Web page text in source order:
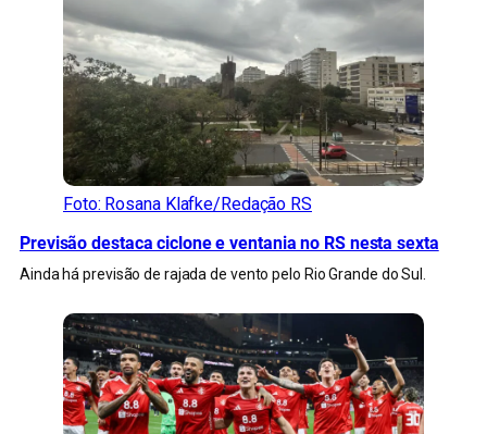
Foto: Rosana Klafke/Redação RS
Previsão destaca ciclone e ventania no RS nesta sexta
Ainda há previsão de rajada de vento pelo Rio Grande do Sul.